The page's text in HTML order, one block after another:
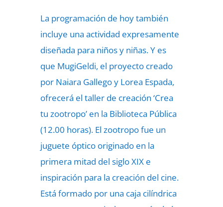
La programación de hoy también
incluye una actividad expresamente
diseñada para niños y niñas. Y es
que MugiGeldi, el proyecto creado
por Naiara Gallego y Lorea Espada,
ofrecerá el taller de creación ‘Crea
tu zootropo’ en la Biblioteca Pública
(12.00 horas). El zootropo fue un
juguete óptico originado en la
primera mitad del siglo XIX e
inspiración para la creación del cine.
Está formado por una caja cilíndrica